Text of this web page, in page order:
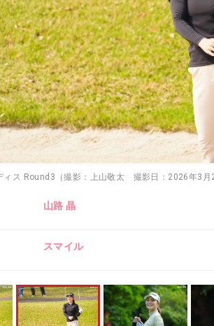
ィス Round3（撮影：上山敬太 撮影日：2026年3月
山路 晶
スマイル